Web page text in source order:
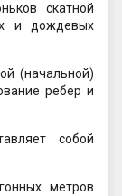
скатной
и дождевых
(начальной)
ребер и
собой
метров